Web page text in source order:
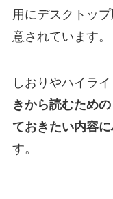
用にデスクトッ
意されています。
しおりやハイラ
きから読むため
ておきたい内容
す。